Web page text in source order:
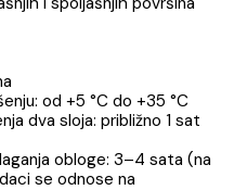
fleksibilna, tečna
spremna za
i spoljašnjih površina